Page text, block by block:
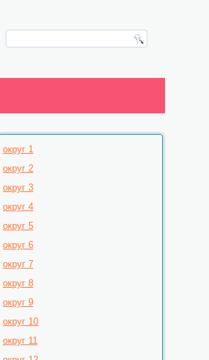
округ 1
округ 2
округ 3
округ 4
округ 5
округ 6
округ 7
округ 8
округ 9
округ 10
округ 11